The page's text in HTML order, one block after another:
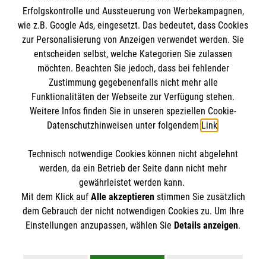
Impressum
Datenschutz
Barrierefreiheit
Kontakt
Die Malteser
Malteser in Deutschland
Malteserorden
Sharepoint
Spendenkonto
IBAN: DE90 6005 0101 0001 2706 88
BIC: SOLADEST600
So finden Sie uns
Schwarzwaldstraße 2c
78224 Singen
Der Malteser Hilfsdienst e.V. ist als eingetragene
Gewerbesteuer befreit.
Erfolgskontrolle und Aussteuerung von Werbekampagnen,
wie z.B. Google Ads, eingesetzt. Das bedeutet, dass Cookies
zur Personalisierung von Anzeigen verwendet werden. Sie
entscheiden selbst, welche Kategorien Sie zulassen
möchten. Beachten Sie jedoch, dass bei fehlender
Zustimmung gegebenenfalls nicht mehr alle
Funktionalitäten der Webseite zur Verfügung stehen.
Weitere Infos finden Sie in unseren speziellen Cookie-
Datenschutzhinweisen unter folgendem Link.
Technisch notwendige Cookies können nicht abgelehnt
werden, da ein Betrieb der Seite dann nicht mehr
gewährleistet werden kann.
Mit dem Klick auf Alle akzeptierenstimmen Sie zusätzlich
dem Gebrauch der nicht notwendigen Cookies zu. Um Ihre
Einstellungen anzupassen, wählen Sie Details anzeigen.